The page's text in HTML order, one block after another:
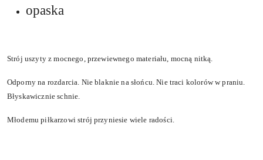
opaska
Strój uszyty z mocnego, przewiewnego materiału, mocną nitką.
Odporny na rozdarcia. Nie blaknie na słońcu. Nie traci kolorów w praniu.
Błyskawicznie schnie.
Młodemu piłkarzowi strój przyniesie wiele radości.